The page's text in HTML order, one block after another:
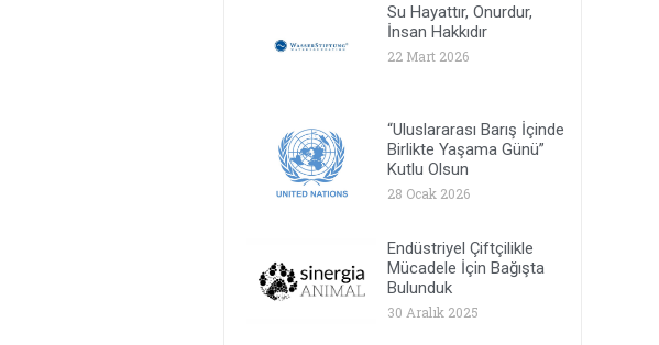
Su Hayattır, Onurdur,
İnsan Hakkıdır
22 Mart 2026
“Uluslararası Barış İçinde
Birlikte Yaşama Günü”
Kutlu Olsun
28 Ocak 2026
Endüstriyel Çiftçilikle
Mücadele İçin Bağışta
Bulunduk
30 Aralık 2025